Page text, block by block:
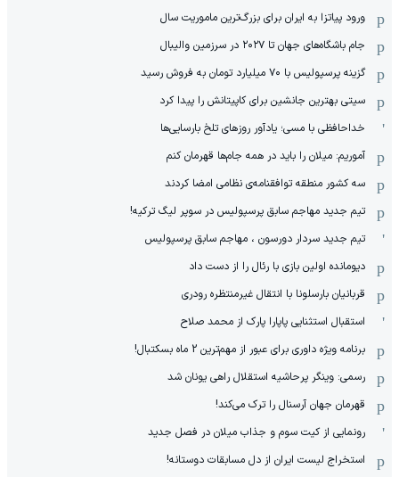
ورود پیاتزا به ایران برای بزرگ‌ترین ماموریت سال
جام باشگاه‌های جهان تا ۲۰۲۷ در سرزمین والیبال
گزینه پرسپولیس با ۷۰ میلیارد تومان به فروش رسید
سیتی بهترین جانشین برای کاپیتانش را پیدا کرد
خداحافظی با مسی؛ یادآور روزهای تلخ بارسایی‌ها
آموریم: میلان را باید در همه جام‌ها قهرمان کنم
سه کشور منطقه توافقنامه‌ی نظامی امضا کردند
تیم جدید مهاجم سابق پرسپولیس در سوپر لیگ ترکیه!
تیم جدید سردار دورسون ، مهاجم سابق پرسپولیس
دیومانده اولین بازی با رئال را از دست داد
قربانیان بارسلونا با انتقال غیرمنتظره رودری
استقبال استثنایی پاپارا پارک از محمد صلاح
برنامه ویژه داوری برای عبور از مهم‌ترین 2 ماه بسکتبال!
رسمی: وینگر پرحاشیه استقلال راهی یونان شد
قهرمان جهان آرسنال را ترک می‌کند!
رونمایی از کیت سوم و جذاب میلان در فصل جدید
استخراج لیست ایران از دل مسابقات دوستانه!